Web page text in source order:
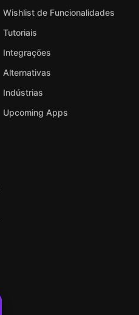
Wishlist de Funcionalidades
Tutoriais
Integrações
Alternativas
Indústrias
Upcoming Apps